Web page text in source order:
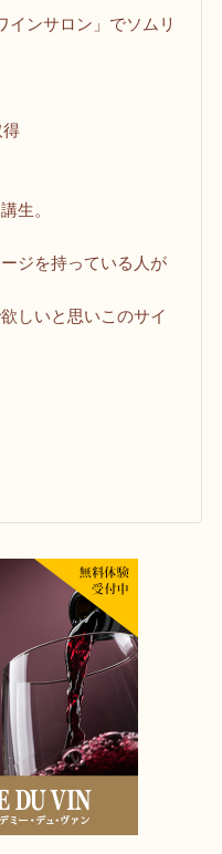
インサロン」でソムリ
生。
ジを持っている人が
しいと思いこのサイ